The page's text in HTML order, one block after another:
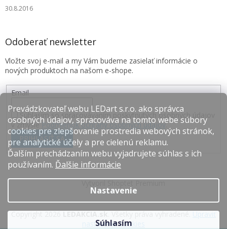
Prevádzkovateľ webu LEDart s.r.o. ako správca
osobných údajov, spracováva na tomto webe súbory
cookies pre zlepšovanie prostredia webových stránok,
pre analytické účely a pre cielenú reklamu.
Ďalším prechádzaním webu vyjadrujete súhlas s ich
používaním. Ďalšie informácie
Nastavenie
Súhlasím
30.8.2016
Odoberať newsletter
Vložte svoj e-mail a my Vám budeme zasielať informácie o
nových produktoch na našom e-shope.
Email
Súhlasím so spracovávaním poskytnutých osobných údajov
v zmysle Podmienok ochrany osobných údajov.
PRIHLÁSIŤ SA
nastavenie cookies